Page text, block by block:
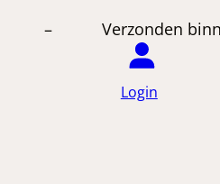
– Verzonden
Login